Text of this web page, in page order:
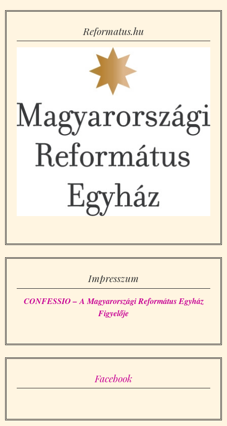
Reformatus.hu
Impresszum
CONFESSIO – A Magyarországi Református Egyház
Figyelője
Facebook